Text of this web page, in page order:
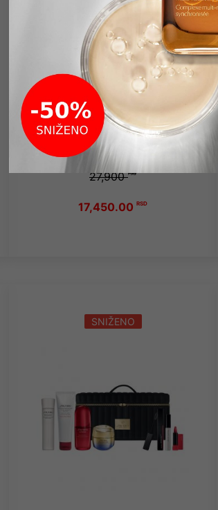
SHISEIDO
Benefiance Wrinkle
Smoothing Enriched
Dnevna krema za bore
50ml + Shiseido Benefiance
Wrinkle Smoothing Eye
Cream krema za oči 15ml
50ml + 15ml
27,900rsd
17,450.00 RSD
SNIŽENO